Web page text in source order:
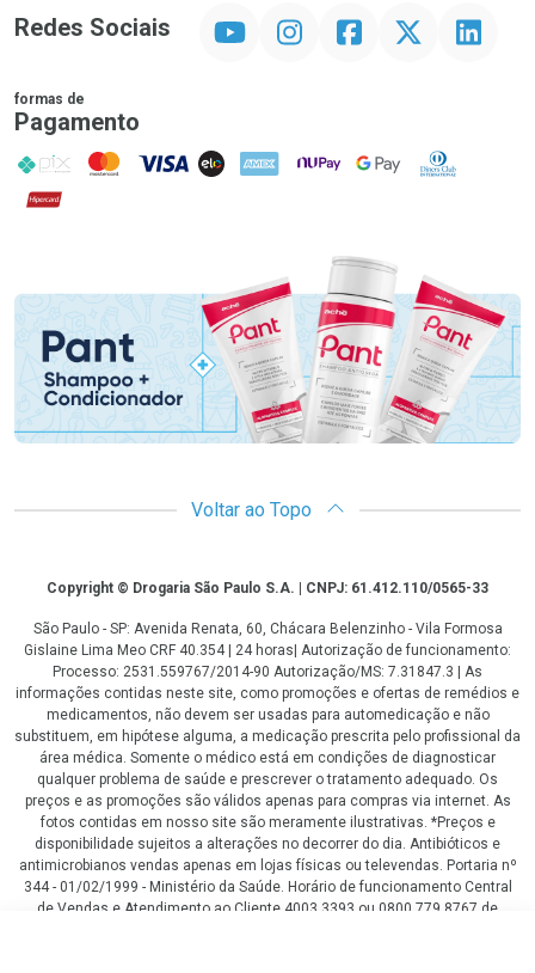
Redes Sociais InstagramFacebookTwitter Linkedin
formas de
Pagamento
PIX MasterCard
VISA ELO AMEX NuPay Google PayDiners Club
Hipercard
Promoção em Destaque
Voltar ao Topo
CopyrightCopyright © Drogaria São Paulo S.A. | CNPJ: 61.412.110/0565-33
São Paulo - SP: Avenida Renata, 60, Chácara Belenzinho - Vila Formosa
Gislaine Lima Meo CRF 40.354 | 24 horas| Autorização de funcionamento:
Processo: 2531.559767/2014-90 Autorização/MS: 7.31847.3 | As
informações contidas neste site, como promoções e ofertas de remédios e
medicamentos, não devem ser usadas para automedicação e não
substituem, em hipótese alguma, a medicação prescrita pelo profissional da
área médica. Somente o médico está em condições de diagnosticar
qualquer problema de saúde e prescrever o tratamento adequado. Os
preços e as promoções são válidos apenas para compras via internet. As
fotos contidas em nosso site são meramente ilustrativas. *Preços e
disponibilidade sujeitos a alterações no decorrer do dia. Antibióticos e
antimicrobianos vendas apenas em lojas físicas ou televendas. Portaria nº
344 - 01/02/1999 - Ministério da Saúde. Horário de funcionamento Central
de Vendas e Atendimento ao Cliente 4003 3393 ou 0800 779 8767 de